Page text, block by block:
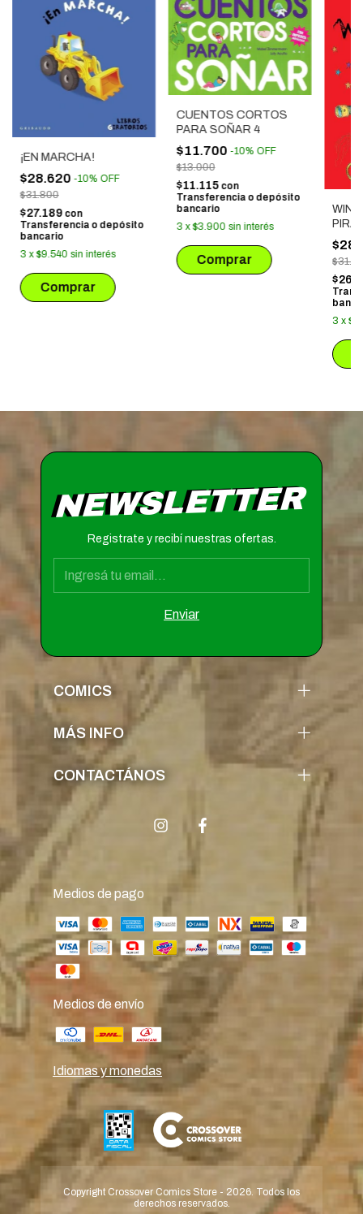
¡EN MARCHA!
$28.620 -10% OFF
$31.800
$27.189 con
Transferencia o depósito
bancario
3 x$9.540 sin interés
CUENTOS CORTOS
PARA SOÑAR 4
$11.700 -10% OFF
$13.000
$11.115 con
Transferencia o depósito
bancario
3 x$3.900 sin interés
3 x
NEWSLETTER
Registrate y recibí nuestras ofertas.
COMICS
MÁS INFO
CONTACTÁNOS
Medios de pago
Medios de envío
Idiomas y monedas
Copyright Crossover Comics Store - 2026. Todos los
derechos reservados.